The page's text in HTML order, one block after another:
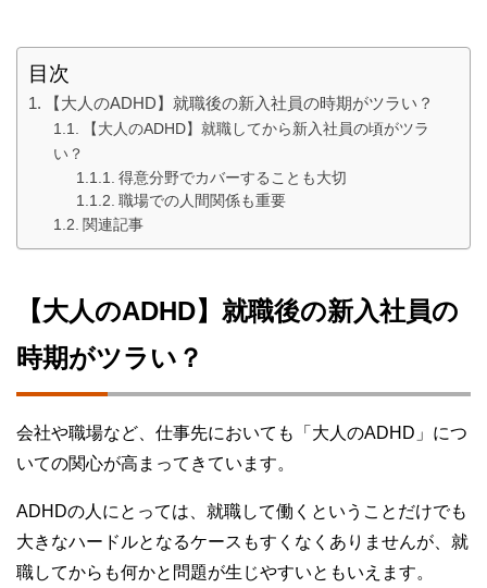
目次
【大人のADHD】就職後の新入社員の時期がツラい？
【大人のADHD】就職してから新入社員の頃がツラ
い？
得意分野でカバーすることも大切
職場での人間関係も重要
関連記事
【大人のADHD】就職後の新入社員の
時期がツラい？
会社や職場など、仕事先においても「大人のADHD」につ
いての関心が高まってきています。
ADHDの人にとっては、就職して働くということだけでも
大きなハードルとなるケースもすくなくありませんが、就
職してからも何かと問題が生じやすいともいえます。